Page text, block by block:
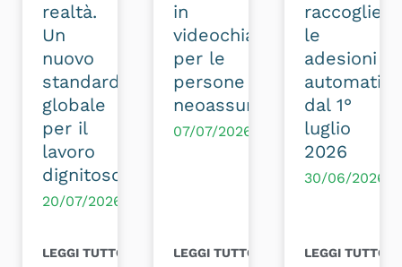
realtà.
Un
nuovo
standard
globale
per il
lavoro
dignitoso
20/07/2026
LEGGI TUTTO >
in
videochiamata
per le
persone
neoassunte
07/07/2026
LEGGI TUTTO >
raccogliere
le
adesioni
dal 1°
luglio
2026
30/06/2026
LEGGI TUTTO >